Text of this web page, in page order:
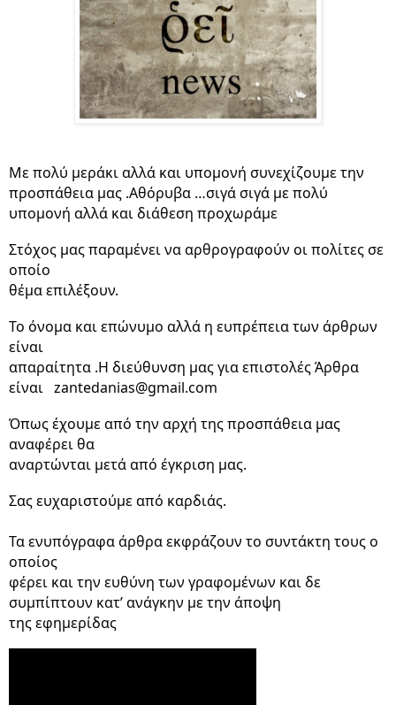
Με πολύ μεράκι αλλά και υπομονή συνεχίζουμε την
προσπάθεια μας .Αθόρυβα …σιγά σιγά με πολύ
υπομονή αλλά και διάθεση προχωράμε
Στόχος μας παραμένει να αρθρογραφούν οι πολίτες σε
οποίο
θέμα επιλέξουν.
Το όνομα και επώνυμο αλλά η ευπρέπεια των άρθρων
είναι
απαραίτητα .Η διεύθυνση μας για επιστολές Άρθρα
είναι zantedanias@gmail.com
Όπως έχουμε από την αρχή της προσπάθεια μας
αναφέρει θα
αναρτώνται μετά από έγκριση μας.
Σας ευχαριστούμε από καρδιάς.
Τα ενυπόγραφα άρθρα εκφράζουν το συντάκτη τους ο
οποίος
φέρει και την ευθύνη των γραφομένων και δε
συμπίπτουν κατ’ ανάγκην με την άποψη
της εφημερίδας